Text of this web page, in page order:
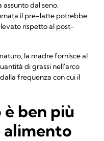
dal seno.
il pre-latte potrebbe
rispetto al post-
la madre fornisce al
di grassi nell'arco
frequenza con cui il
ben più
alimento